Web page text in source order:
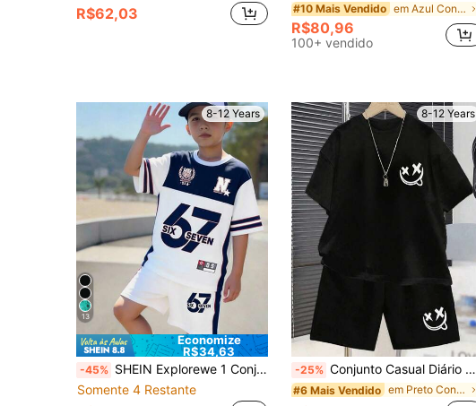
R$62,03 #10 Mais Vendido em Azul Conjuntos para meninos adolescentes
R$80,96
100+ vendido
8-12 Years
13
Economize
R$34,63
-45% SHEIN Explorewe 1 Conjunto Estilo Esportivo Casual para Meninos Pré-Adolescentes Branco e Azul com Impressão do Número 67 SIX SEVEN, Camiseta de Manga Curta e Conjunto de Shorts, Adequado para Esportes Diários e Uso Casual, Looks de Verão
Somente 4 Restante
8-12 Years
-25% Conjunto Casual Diário de Camiseta de Manga Curta com Gola Careca e Shorts com Estampa de Rosto para Meninos Pré-Adolescentes
#6 Mais Vendido em Preto Conjuntos para meninos adolescentes